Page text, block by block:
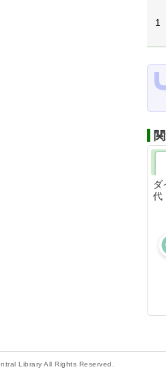
1
代
Library All Rights Reserved.